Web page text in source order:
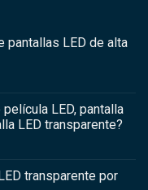
pantallas LED de alta
LED, pantalla
LED transparente?
transparente por